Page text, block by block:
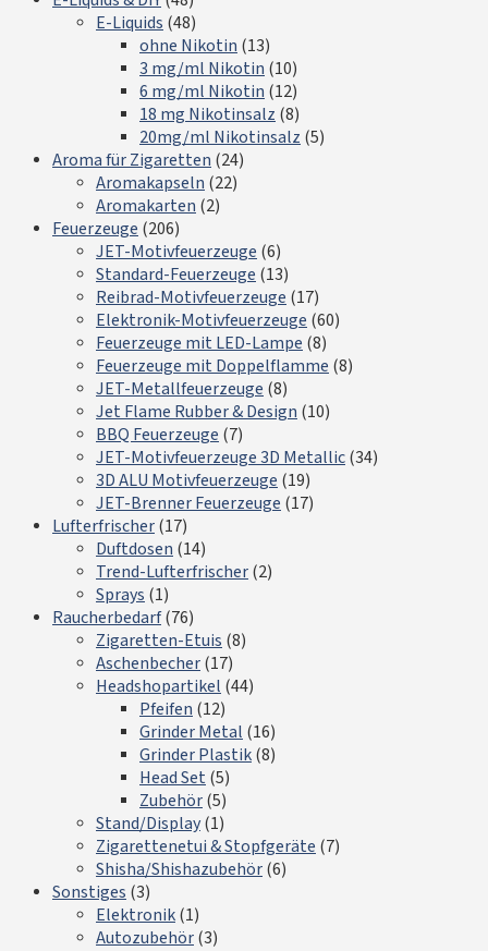
E-Liquids (48)
ohne Nikotin (13)
3 mg/ml Nikotin (10)
6 mg/ml Nikotin (12)
18 mg Nikotinsalz (8)
20mg/ml Nikotinsalz (5)
Aroma für Zigaretten (24)
Aromakapseln (22)
Aromakarten (2)
Feuerzeuge (206)
JET-Motivfeuerzeuge (6)
Standard-Feuerzeuge (13)
Reibrad-Motivfeuerzeuge (17)
Elektronik-Motivfeuerzeuge (60)
Feuerzeuge mit LED-Lampe (8)
Feuerzeuge mit Doppelflamme (8)
JET-Metallfeuerzeuge (8)
Jet Flame Rubber & Design (10)
BBQ Feuerzeuge (7)
JET-Motivfeuerzeuge 3D Metallic(34)
3D ALU Motivfeuerzeuge (19)
JET-Brenner Feuerzeuge (17)
Lufterfrischer(17)
Duftdosen (14)
Trend-Lufterfrischer(2)
Sprays (1)
Raucherbedarf(76)
Zigaretten-Etuis (8)
Aschenbecher(17)
Headshopartikel (44)
Pfeifen (12)
Grinder Metal (16)
Grinder Plastik(8)
Head Set(5)
Zubehör(5)
Stand/Display(1)
Zigarettenetui & Stopfgeräte (7)
Shisha/Shishazubehör(6)
Sonstiges (3)
Elektronik(1)
Autozubehör(3)